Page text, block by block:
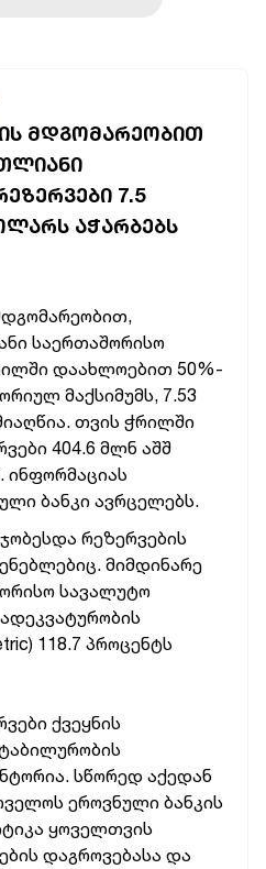
ᲛᲓᲒᲝᲛᲐᲠᲔᲝᲑᲘᲗ
7.5
ᲐᲭᲐᲠᲑᲔᲑᲡ
საერთაშორისო
დაახლოებით 50%-
მაქსიმუმს, 7.53
თვის ჭრილში
404.6 მლნ აშშ
ბანკი ავრცელებს.
რეზერვების
მიმდინარე
სავალუტო
118.7 პროცენტს
ქვეყნის
სწორედ აქედან
ეროვნული ბანკის
ყოველთვის
დაგროვებასა და